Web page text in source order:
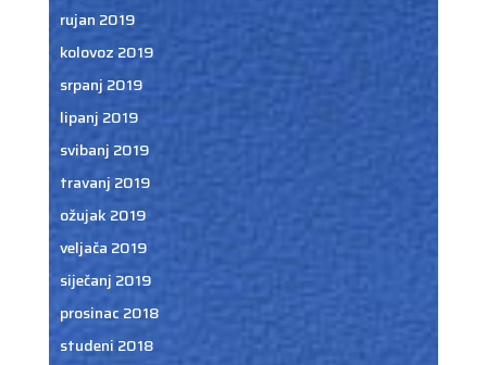
rujan 2019
kolovoz 2019
srpanj 2019
lipanj 2019
svibanj 2019
travanj 2019
ožujak 2019
veljača 2019
siječanj 2019
prosinac 2018
studeni 2018